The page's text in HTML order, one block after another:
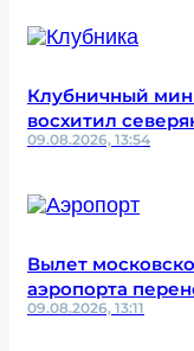
Клубничный
восхитил
09.08.2026, 13:54
Вылет
аэропорта
09.08.2026, 13:11